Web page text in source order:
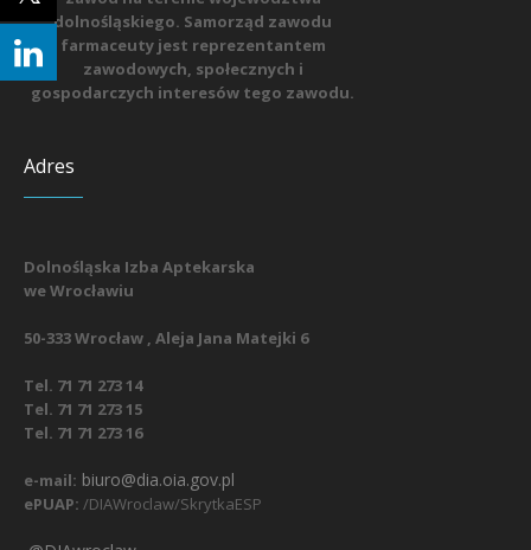
dolnośląskiego. Samorząd zawodu
farmaceuty jest reprezentantem
zawodowych, społecznych i
gospodarczych interesów tego zawodu.
Adres
Dolnośląska Izba Aptekarska
we Wrocławiu
50-333 Wrocław , Aleja Jana Matejki 6
Tel. 71 71 273 14
Tel. 71 71 273 15
Tel. 71 71 273 16
e-mail: biuro@dia.oia.gov.pl
ePUAP: /DIAWroclaw/SkrytkaESP